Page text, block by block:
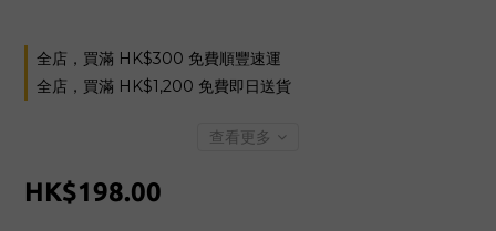
全店，買滿 HK$300 免費順豐速運
全店，買滿 HK$1,200 免費即日送貨
查看更多
HK$198.00